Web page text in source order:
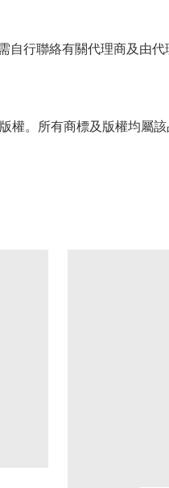
自行聯絡有關代理商及由
權。所有商標及版權均屬